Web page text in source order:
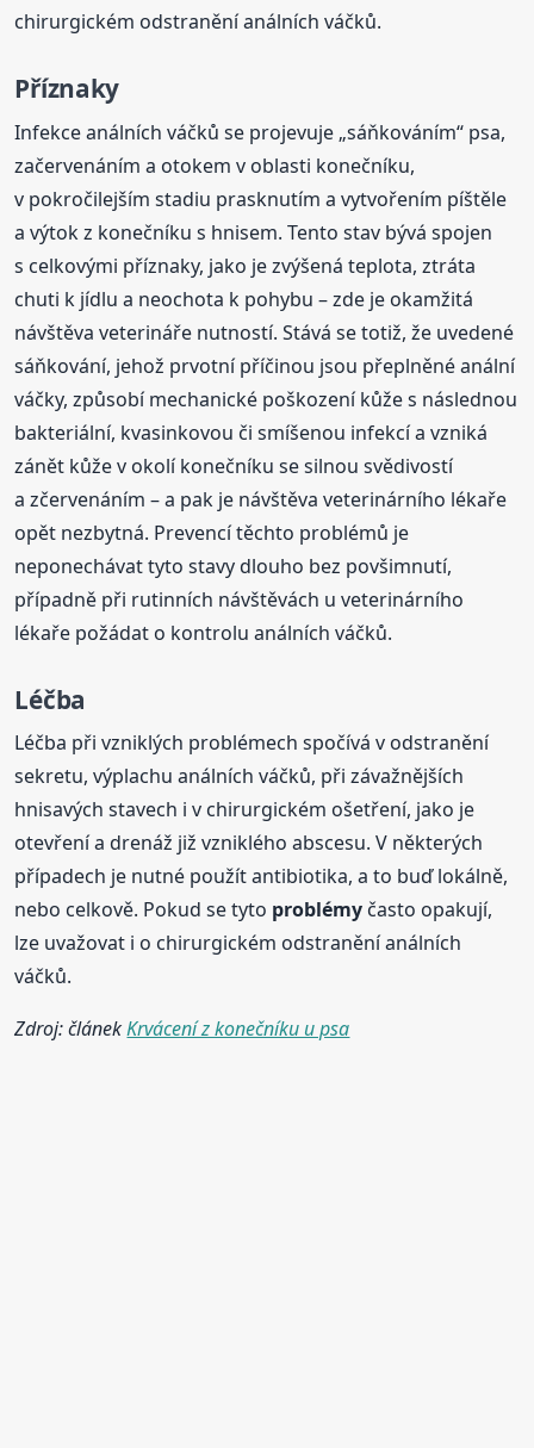
chirurgickém odstranění análních váčků.
Příznaky
Infekce análních váčků se projevuje „sáňkováním“ psa,
začervenáním a otokem v oblasti konečníku,
v pokročilejším stadiu prasknutím a vytvořením píštěle
a výtok z konečníku s hnisem. Tento stav bývá spojen
s celkovými příznaky, jako je zvýšená teplota, ztráta
chuti k jídlu a neochota k pohybu – zde je okamžitá
návštěva veterináře nutností. Stává se totiž, že uvedené
sáňkování, jehož prvotní příčinou jsou přeplněné anální
váčky, způsobí mechanické poškození kůže s následnou
bakteriální, kvasinkovou či smíšenou infekcí a vzniká
zánět kůže v okolí konečníku se silnou svědivostí
a zčervenáním – a pak je návštěva veterinárního lékaře
opět nezbytná. Prevencí těchto problémů je
neponechávat tyto stavy dlouho bez povšimnutí,
případně při rutinních návštěvách u veterinárního
lékaře požádat o kontrolu análních váčků.
Léčba
Léčba při vzniklých problémech spočívá v odstranění
sekretu, výplachu análních váčků, při závažnějších
hnisavých stavech i v chirurgickém ošetření, jako je
otevření a drenáž již vzniklého abscesu. V některých
případech je nutné použít antibiotika, a to buď lokálně,
nebo celkově. Pokud se tyto problémy často opakují,
lze uvažovat i o chirurgickém odstranění análních
váčků.
Zdroj: článekKrvácení z konečníku u psa